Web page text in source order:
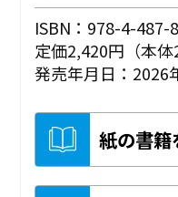
ISBN：978-4-487-
定価2,420円（本体
発売年月日：2026
紙の書籍